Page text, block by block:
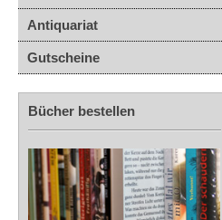
Antiquariat
Gutscheine
Bücher bestellen